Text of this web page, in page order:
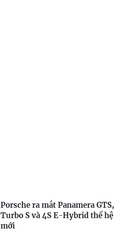
Porsche ra mắt Panamera GTS,
Turbo S và 4S E-Hybrid thế hệ
mới